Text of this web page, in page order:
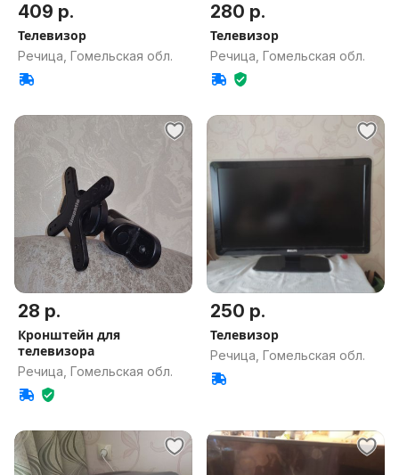
409 р.
Телевизор
Речица, Гомельская обл.
280 р.
Телевизор
Речица, Гомельская обл.
28 р.
Кронштейн для
телевизора
Речица, Гомельская обл.
250 р.
Телевизор
Речица, Гомельская обл.